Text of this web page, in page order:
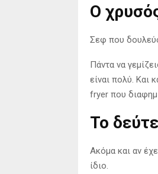
Ο
Σεφ που
Πάντα να
είναι πολύ. Και
fryer που
Το
Ακόμα και αν
ίδιο.